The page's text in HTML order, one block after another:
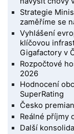
Strategie
zaměříme se
Vyhlášení
klíčovou
Gigafactory v
Rozpočtové
2026
Hodnocení
SuperRating
Česko
Reálné příjmy
Další